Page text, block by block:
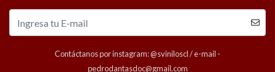
Contáctanos por instagram: @sviniloscl / e-mail -
pedrodantasdoc@gmail.com